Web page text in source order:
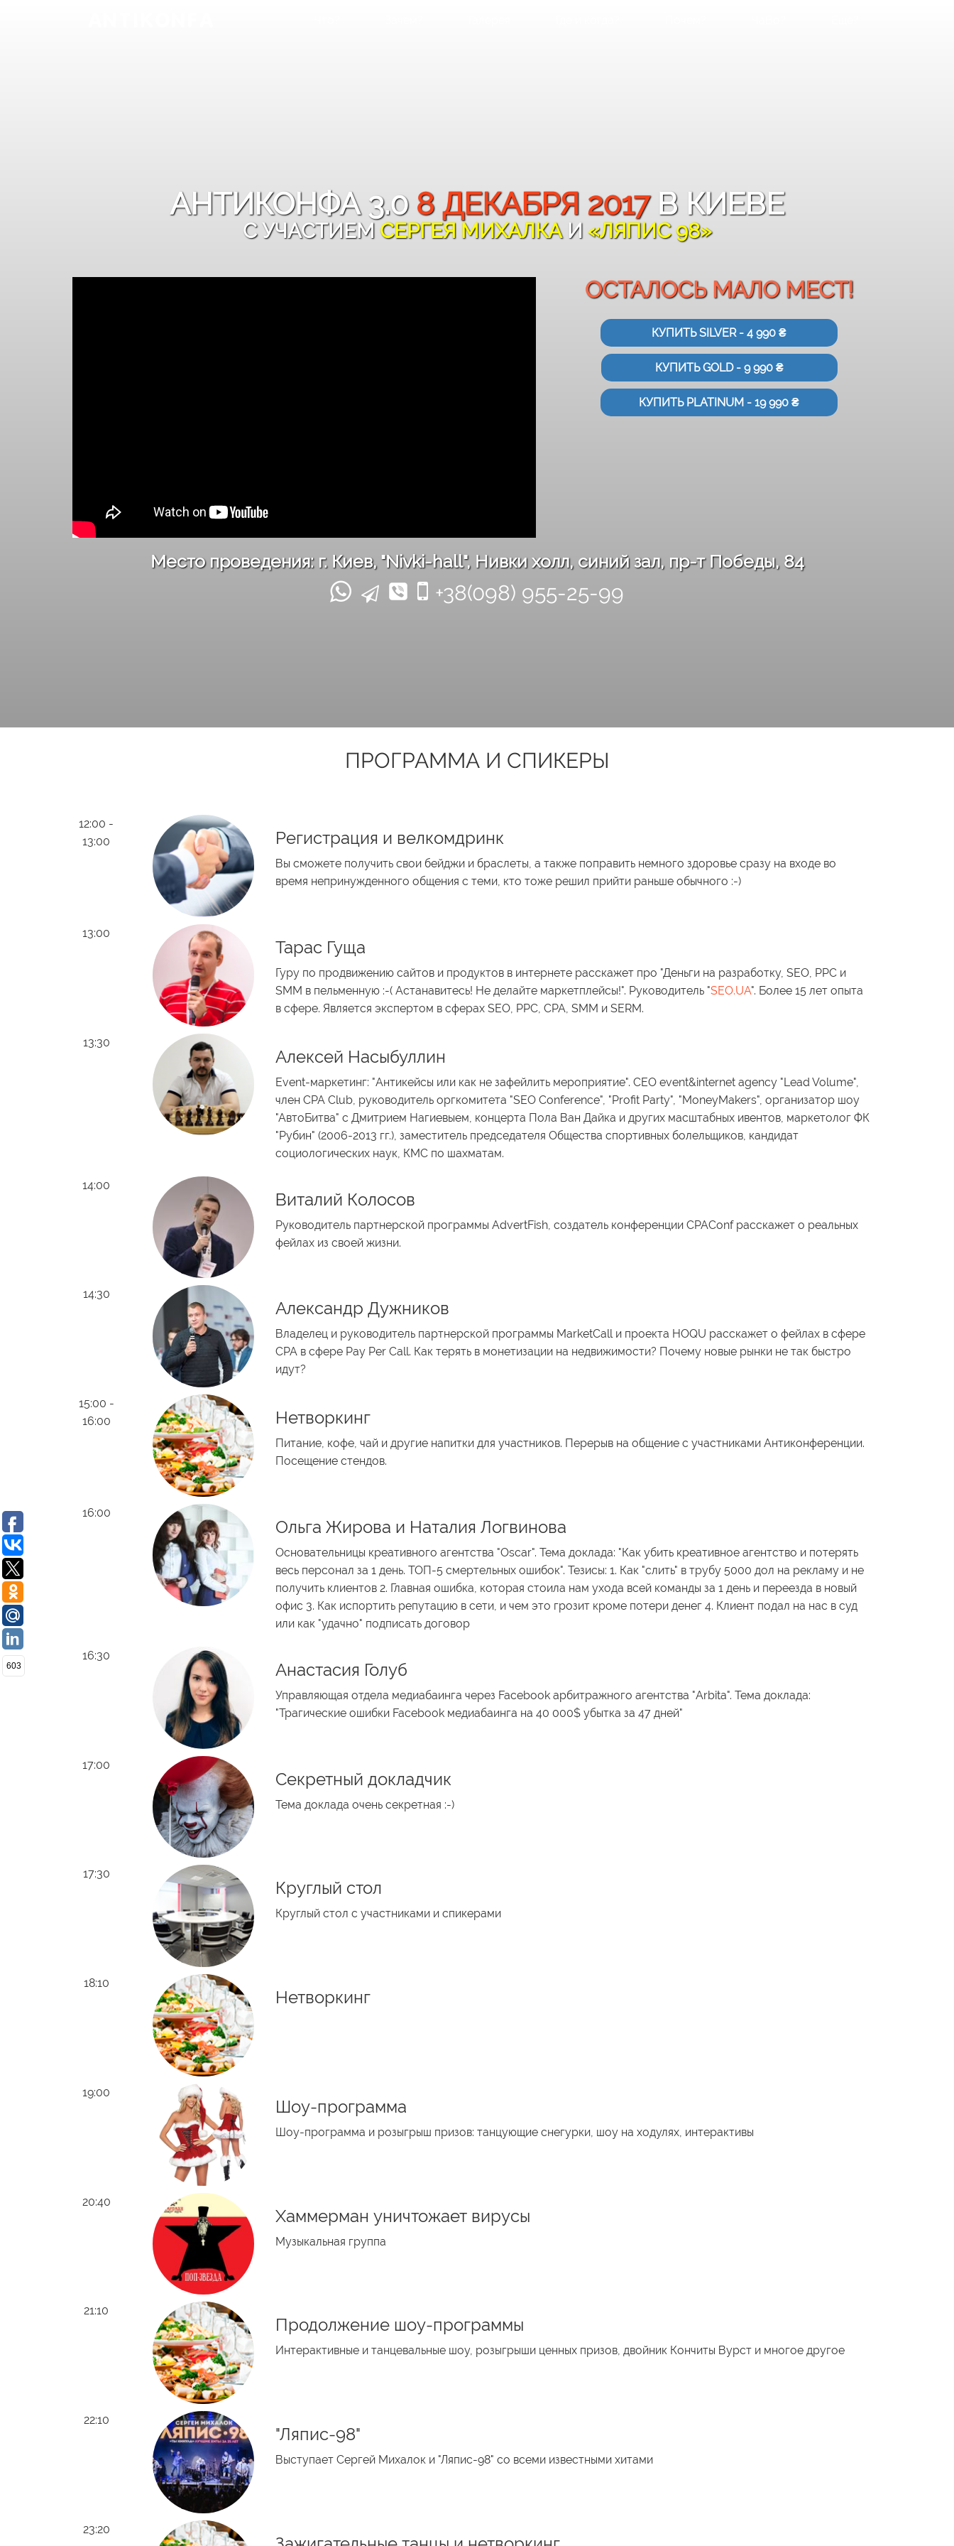
АНТИКОНФА 3.0 8 ДЕКАБРЯ 2017В КИЕВЕ
С УЧАСТИЕМ СЕРГЕЯ МИХАЛКАИ «ЛЯПИС 98»
ОСТАЛОСЬ МАЛО МЕСТ!
КУПИТЬ SILVER - 4 990 ₴
КУПИТЬ GOLD - 9 990 ₴
КУПИТЬ PLATINUM - 19 990 ₴
Место проведения: г. Киев, "Nivki-hall", Нивки холл, синий зал, пр-т Победы, 84
+38(098) 955-25-99
603
ПРОГРАММА И СПИКЕРЫ
12:00 -
13:00
Регистрация и велкомдринк
Вы сможете получить свои бейджи и браслеты, а также поправить немного здоровье сразу на входе во
время непринужденного общения с теми, кто тоже решил прийти раньше обычного :-)
13:00
Тарас Гуща
Гуру по продвижению сайтов и продуктов в интернете расскажет про "Деньги на разработку, SEO, PPC и
SMM в пельменную :-( Астанавитесь! Не делайте маркетплейсы!". Руководитель "SEO.UA". Более 15 лет опыта
в сфере. Является экспертом в сферах SEO, PPC, CPA, SMM и SERM.
13:30
Алексей Насыбуллин
Event-маркетинг: "Aнтикейсы или как не зафейлить мероприятие". CEO event&internet agency "Lead Volume",
член CPA Club, руководитель оргкомитета "SEO Conference", "Profit Party", "MoneyMakers", организатор шоу
"АвтоБитва" с Дмитрием Нагиевыем, концерта Пола Ван Дайка и других масштабных ивентов, маркетолог ФК
"Рубин" (2006-2013 гг.), заместитель председателя Общества спортивных болельщиков, кандидат
социологических наук, КМС по шахматам.
14:00
Виталий Колосов
Руководитель партнерской программы AdvertFish, создатель конференции CPAConf расскажет о реальных
фейлах из своей жизни.
14:30
Александр Дужников
Владелец и руководитель партнерской программы MarketCall и проекта HOQU расскажет о фейлах в сфере
CPA в сфере Pay Per Call. Как терять в монетизации на недвижимости? Почему новые рынки не так быстро
идут?
15:00 -
16:00
Нетворкинг
Питание, кофе, чай и другие напитки для участников. Перерыв на общение с участниками Антиконференции.
Посещение стендов.
16:00
Ольга Жирова и Наталия Логвинова
Основательницы креативного агентства "Oscar". Тема доклада: "Как убить креативное агентство и потерять
весь персонал за 1 день. ТОП-5 смертельных ошибок". Тезисы: 1. Как "слить" в трубу 5000 дол на рекламу и не
получить клиентов 2. Главная ошибка, которая стоила нам ухода всей команды за 1 день и переезда в новый
офис 3. Как испортить репутацию в сети, и чем это грозит кроме потери денег 4. Клиент подал на нас в суд
или как "удачно" подписать договор
16:30
Анастасия Голуб
Управляющая отдела медиабаинга через Facebook арбитражного агентства "Arbita". Тема доклада:
"Трагические ошибки Facebook медиабаинга на 40 000$ убытка за 47 дней"
17:00
Секретный докладчик
Тема доклада очень секретная :-)
17:30
Круглый стол
Круглый стол с участниками и спикерами
18:10
Нетворкинг
19:00
Шоу-программа
Шоу-программа и розыгрыш призов: танцующие снегурки, шоу на ходулях, интерактивы
20:40
Хаммерман уничтожает вирусы
Музыкальная группа
21:10
Продолжение шоу-программы
Интерактивные и танцевальные шоу, розыгрыши ценных призов, двойник Кончиты Вурст и многое другое
22:10
"Ляпис-98"
Выступает Сергей Михалок и "Ляпис-98" со всеми известными хитами
23:20